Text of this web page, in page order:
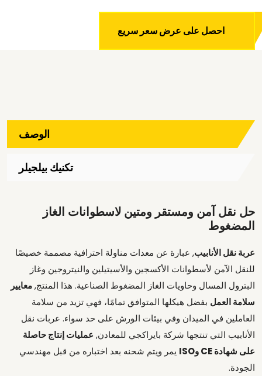
احصل على عرض سعر سريع
الوصف
تكنيك بيلجيلر
حل نقل آمن ومستقر ومتين لاسطوانات الغاز
المضغوط
عربة نقل الأنابيب, عبارة عن معدات مناولة احترافية مصممة خصيصًا
للنقل الآمن لأسطوانات الأكسجين والأسيتيلين والنيتروجين وغاز
البترول المسال وحاويات الغاز المضغوط الصناعية. هذا المنتج,معايير
سلامة العمل بفضل هيكلها المتوافق تمامًا، فهي تزيد من سلامة
العاملين في الميدان وفي بيئات الورش على حد سواء. عربات نقل
الأنابيب التي تنتجها شركة بايراكجي للمعادن, عمليات إنتاج حاصلة
على شهادة CE وISO
يمر ويتم شحنه بعد اختباره من قبل مهندسي
الجودة.